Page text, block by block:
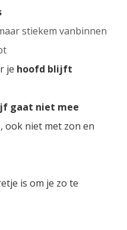
stiekem vanbinnen
je hoofd blijft
gaat niet mee
, ook niet met zon en
is om je zo te